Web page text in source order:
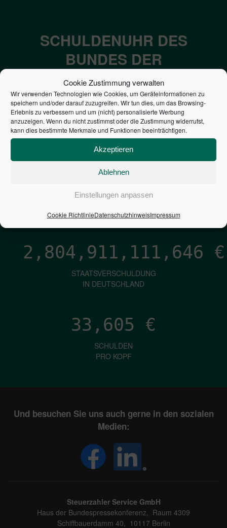
Cookie Zustimmung verwalten
Wir verwenden Technologien wie Cookies, um Geräteinformationen zu
speichern und/oder darauf zuzugreifen. Wir tun dies, um das Browsing-
Erlebnis zu verbessern und um (nicht) personalisierte Werbung
anzuzeigen. Wenn du nicht zustimmst oder die Zustimmung widerrufst,
kann dies bestimmte Merkmale und Funktionen beeinträchtigen.
Akzeptieren
Ablehnen
Einstellungen anpassen
Cookie RichtlinieDatenschutzhinweisImpressum
SCHULDENUHR DES
BUNDES DER
STEUERZAHLER
7,052€
NEUVERSCHULDUNG
PRO SEKUNDE
1,601
ZINSEN
PRO SEKUNDE
2,804,911,112,923 €
STAATSVERSCHULDUNG
IN DEUTSCHLAND
33,605 €
SCHULDEN
PRO KOPF
Und besuchen Sie uns auch gerne in den sozialen
Medien:
Steuerzahler Service GmbH
Haus der Bundespressekonferenz, Raum 4309
Schiffbauerdamm 40, 10117 Berlin